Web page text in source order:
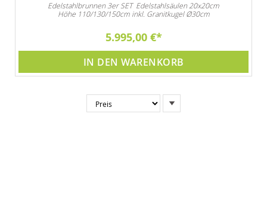
Edelstahlbrunnen 3er SET Edelstahlsäulen 20x20cm
Höhe 110/130/150cm inkl. Granitkugel Ø30cm
5.995,00 €
IN DEN WARENKORB
absteigender